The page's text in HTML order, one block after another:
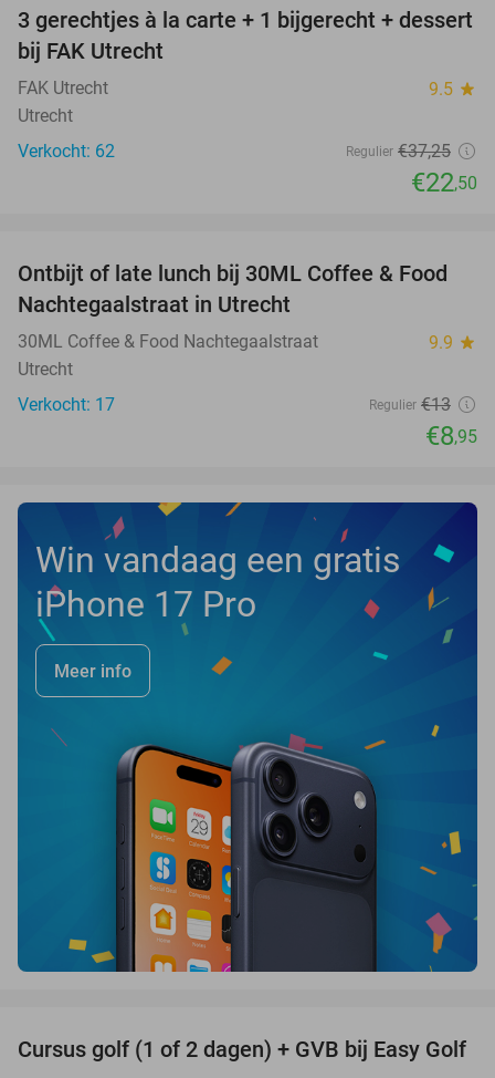
40%
3 gerechtjes à la carte + 1 bijgerecht + dessert
bij FAK Utrecht
FAK Utrecht 9.5 star
Utrecht
Verkocht: 62
Regulier €37,25
€22,50
31%
NEW
TODAY
Ontbijt of late lunch bij 30ML Coffee & Food
Nachtegaalstraat in Utrecht
30ML Coffee & Food Nachtegaalstraat 9.9 star
Utrecht
Verkocht: 17
Regulier €13
€8,95
Win vandaag een gratis
iPhone 17 Pro
Meer info
60%
Cursus golf (1 of 2 dagen) + GVB bij Easy Golf